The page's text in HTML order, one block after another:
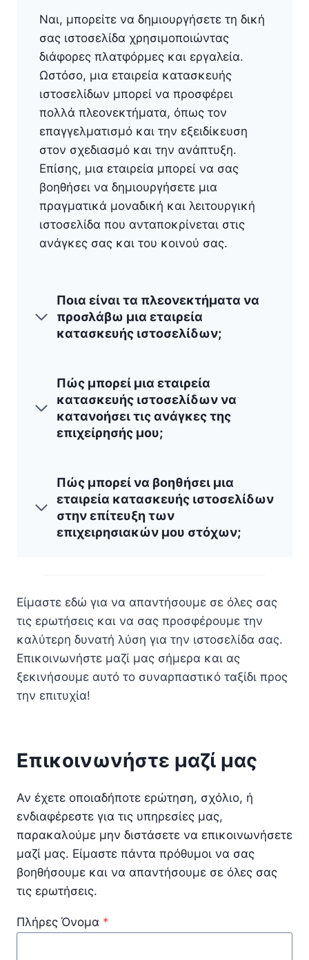
Ναι, μπορείτε να δημιουργήσετε τη δική
σας ιστοσελίδα χρησιμοποιώντας
διάφορες πλατφόρμες και εργαλεία.
Ωστόσο, μια εταιρεία κατασκευής
ιστοσελίδων μπορεί να προσφέρει
πολλά πλεονεκτήματα, όπως τον
επαγγελματισμό και την εξειδίκευση
στον σχεδιασμό και την ανάπτυξη.
Επίσης, μια εταιρεία μπορεί να σας
βοηθήσει να δημιουργήσετε μια
πραγματικά μοναδική και λειτουργική
ιστοσελίδα που ανταποκρίνεται στις
ανάγκες σας και του κοινού σας.
Ποια είναι τα πλεονεκτήματα να
προσλάβω μια εταιρεία
κατασκευής ιστοσελίδων;
Πώς μπορεί μια εταιρεία
κατασκευής ιστοσελίδων να
κατανοήσει τις ανάγκες της
επιχείρησής μου;
Πώς μπορεί να βοηθήσει μια
εταιρεία κατασκευής ιστοσελίδων
στην επίτευξη των
επιχειρησιακών μου στόχων;
Είμαστε εδώ για να απαντήσουμε σε όλες σας
τις ερωτήσεις και να σας προσφέρουμε την
καλύτερη δυνατή λύση για την ιστοσελίδα σας.
Επικοινωνήστε μαζί μας σήμερα και ας
ξεκινήσουμε αυτό το συναρπαστικό ταξίδι προς
την επιτυχία!
Επικοινωνήστε μαζί μας
Αν έχετε οποιαδήποτε ερώτηση, σχόλιο, ή
ενδιαφέρεστε για τις υπηρεσίες μας,
παρακαλούμε μην διστάσετε να επικοινωνήσετε
μαζί μας. Είμαστε πάντα πρόθυμοι να σας
βοηθήσουμε και να απαντήσουμε σε όλες σας
τις ερωτήσεις.
Πλήρες Όνομα *